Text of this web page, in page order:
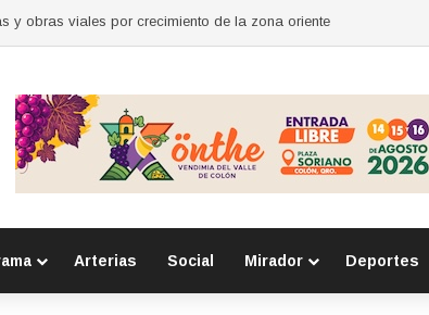
y obras viales por crecimiento de la zona oriente
Arterias Social Mirador Deportes